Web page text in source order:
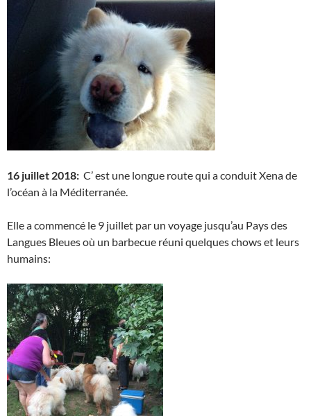
16 juillet 2018: C’ est une longue route qui a conduit Xena de
l’océan à la Méditerranée.
Elle a commencé le 9 juillet par un voyage jusqu’au Pays des
Langues Bleues où un barbecue réuni quelques chows et leurs
humains: